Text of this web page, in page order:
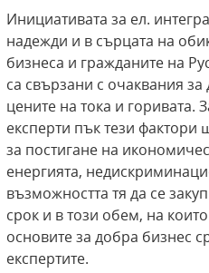
Инициативата за ел.
надежди и в сърцата на
бизнеса и гражданите на
са свързани с очаквания
цените на тока и горивата.
експерти пък тези фактори
за постигане на
енергията,
възможността тя да се
срок и в този обем, на
основите за добра бизнес
експертите.